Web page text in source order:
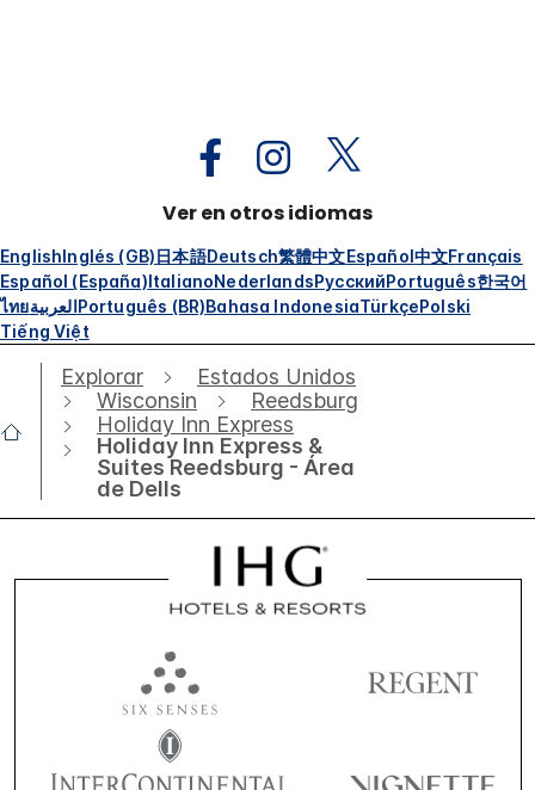
Ver en otros idiomas
EnglishInglés (GB)日本語Deutsch繁體中文Español中文Français
Español (España)ItalianoNederlandsРусскийPortuguês한국어
ไทยالعربيةPortuguês (BR)Bahasa IndonesiaTürkçePolski
Tiếng Việt
Explorar
Estados Unidos
Wisconsin
Reedsburg
Holiday Inn Express
Holiday Inn Express &
Suites Reedsburg - Área
de Dells